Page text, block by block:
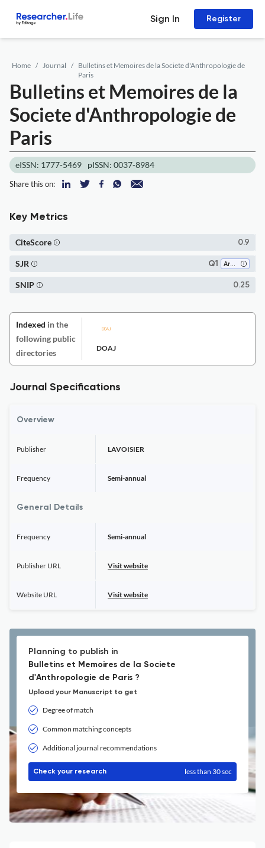
Sign In Register
Home Journal
Bulletins et Memoires de la Societe d'Anthropologie de
Paris
Bulletins et Memoires de la
Societe d'Anthropologie de
Paris
eISSN: 1777-5469 pISSN: 0037-8984
Share this on:
Key Metrics
0.9
CiteScore
Q1 Archeology
SJR
0.25
SNIP
Indexed in the
following public
directories
DOAJ
Journal Specifications
Overview
Publisher LAVOISIER
Frequency Semi-annual
General Details
Frequency Semi-annual
Publisher URL Visit website
Website URL Visit website
Planning to publish in
Bulletins et Memoires de la Societe
d'Anthropologie de Paris ?
Upload your Manuscript to get
Degree of match
Common matching concepts
Additional journal recommendations
Check your research less than 30 sec